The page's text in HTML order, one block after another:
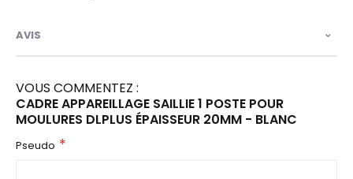
AVIS
VOUS COMMENTEZ :
CADRE APPAREILLAGE SAILLIE 1 POSTE POUR
MOULURES DLPLUS ÉPAISSEUR 20MM - BLANC
Pseudo